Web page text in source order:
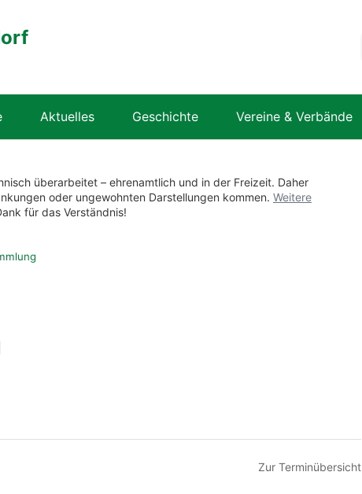
Aktuelles Geschichte Vereine & Verbände
überarbeitet – ehrenamtlich und in der Freizeit. Daher
oder ungewohnten Darstellungen kommen. Weitere
für das Verständnis!
Zur Terminübersicht